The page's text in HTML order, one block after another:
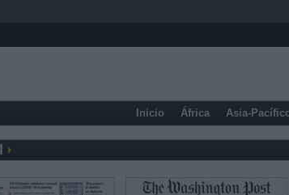
Inicio África Asia-